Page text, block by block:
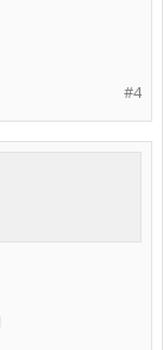
#4